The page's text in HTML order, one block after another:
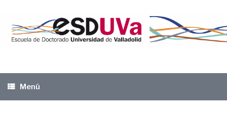
contenido
Menú